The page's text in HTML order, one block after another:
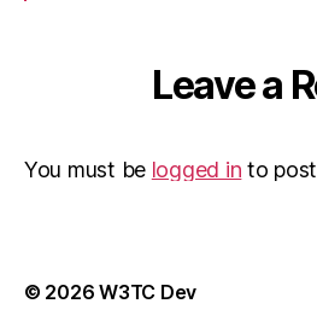
Leave a
You must be logged in to
© 2026W3TC Dev